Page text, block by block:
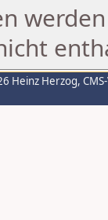
Heinz Herzog,